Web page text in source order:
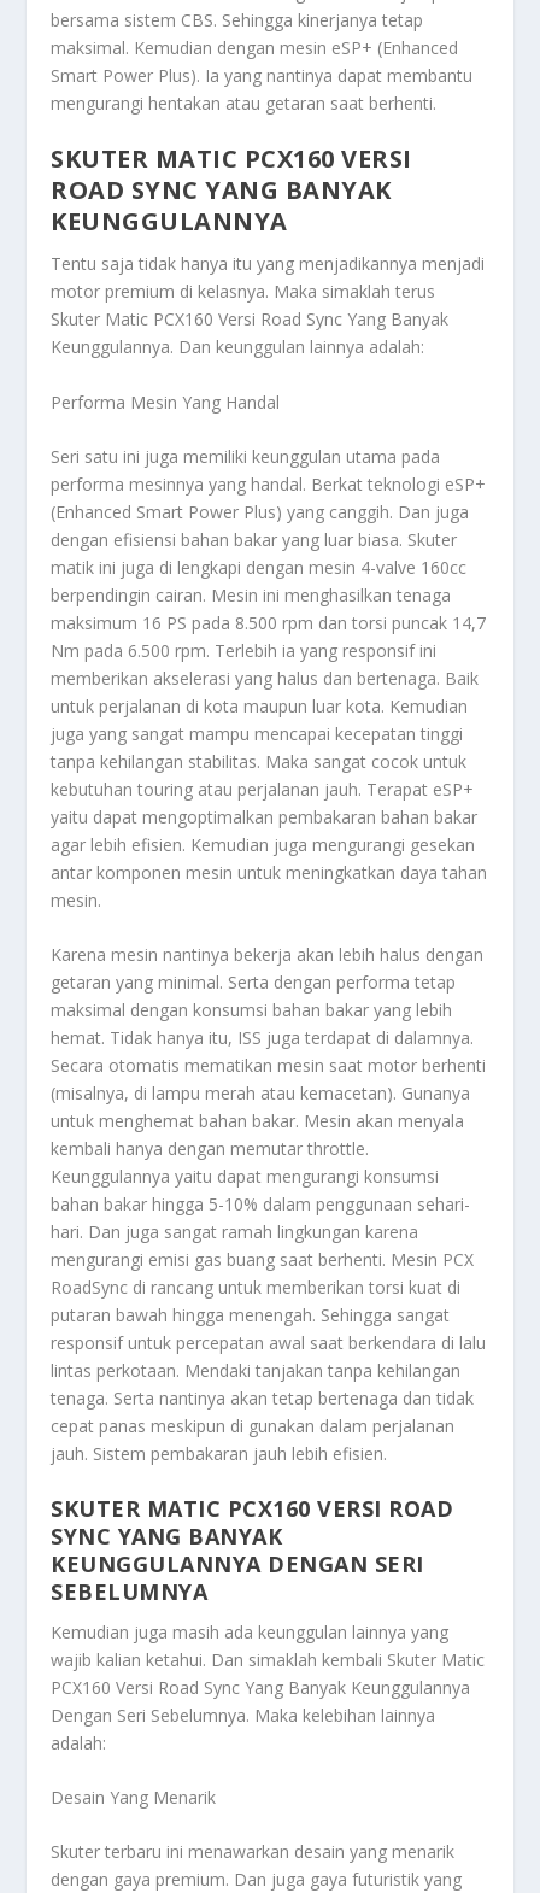
bersama sistem CBS. Sehingga kinerjanya tetap
maksimal. Kemudian dengan mesin eSP+ (Enhanced
Smart Power Plus). Ia yang nantinya dapat membantu
mengurangi hentakan atau getaran saat berhenti.
SKUTER MATIC PCX160 VERSI
ROAD SYNC YANG BANYAK
KEUNGGULANNYA
Tentu saja tidak hanya itu yang menjadikannya menjadi
motor premium di kelasnya. Maka simaklah terus
Skuter Matic PCX160 Versi Road Sync Yang Banyak
Keunggulannya. Dan keunggulan lainnya adalah:
Performa Mesin Yang Handal
Seri satu ini juga memiliki keunggulan utama pada
performa mesinnya yang handal. Berkat teknologi eSP+
(Enhanced Smart Power Plus) yang canggih. Dan juga
dengan efisiensi bahan bakar yang luar biasa. Skuter
matik ini juga di lengkapi dengan mesin 4-valve 160cc
berpendingin cairan. Mesin ini menghasilkan tenaga
maksimum 16 PS pada 8.500 rpm dan torsi puncak 14,7
Nm pada 6.500 rpm. Terlebih ia yang responsif ini
memberikan akselerasi yang halus dan bertenaga. Baik
untuk perjalanan di kota maupun luar kota. Kemudian
juga yang sangat mampu mencapai kecepatan tinggi
tanpa kehilangan stabilitas. Maka sangat cocok untuk
kebutuhan touring atau perjalanan jauh. Terapat eSP+
yaitu dapat mengoptimalkan pembakaran bahan bakar
agar lebih efisien. Kemudian juga mengurangi gesekan
antar komponen mesin untuk meningkatkan daya tahan
mesin.
Karena mesin nantinya bekerja akan lebih halus dengan
getaran yang minimal. Serta dengan performa tetap
maksimal dengan konsumsi bahan bakar yang lebih
hemat. Tidak hanya itu, ISS juga terdapat di dalamnya.
Secara otomatis mematikan mesin saat motor berhenti
(misalnya, di lampu merah atau kemacetan). Gunanya
untuk menghemat bahan bakar. Mesin akan menyala
kembali hanya dengan memutar throttle.
Keunggulannya yaitu dapat mengurangi konsumsi
bahan bakar hingga 5-10% dalam penggunaan sehari-
hari. Dan juga sangat ramah lingkungan karena
mengurangi emisi gas buang saat berhenti. Mesin PCX
RoadSync di rancang untuk memberikan torsi kuat di
putaran bawah hingga menengah. Sehingga sangat
responsif untuk percepatan awal saat berkendara di lalu
lintas perkotaan. Mendaki tanjakan tanpa kehilangan
tenaga. Serta nantinya akan tetap bertenaga dan tidak
cepat panas meskipun di gunakan dalam perjalanan
jauh. Sistem pembakaran jauh lebih efisien.
SKUTER MATIC PCX160 VERSI ROAD
SYNC YANG BANYAK
KEUNGGULANNYA DENGAN SERI
SEBELUMNYA
Kemudian juga masih ada keunggulan lainnya yang
wajib kalian ketahui. Dan simaklah kembali Skuter Matic
PCX160 Versi Road Sync Yang Banyak Keunggulannya
Dengan Seri Sebelumnya. Maka kelebihan lainnya
adalah:
Desain Yang Menarik
Skuter terbaru ini menawarkan desain yang menarik
dengan gaya premium. Dan juga gaya futuristik yang